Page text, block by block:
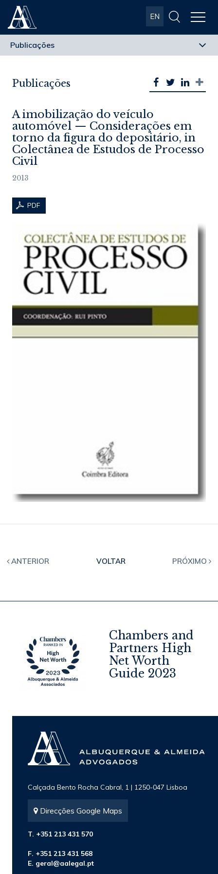
Albuquerque
& Almeida
EN
Publicações
A imobilização do veículo
automóvel — Considerações em
torno da figura do depositário, in
Colectânea de Estudos de Processo
Civil
2013
PDF
ANTERIOR VOLTAR PRÓXIMO
Chambers and
Partners High
Net Worth
Guide 2023
Calçada Bento Rocha Cabral, 1 | 1250-047 Lisboa
Direcções Google Maps
T. +351 213 431 570
F. +351 213 431 568
E. geral@aalegal.pt